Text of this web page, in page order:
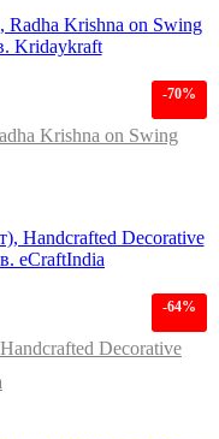
-70%
Krishna on Swing
-64%
Decorative